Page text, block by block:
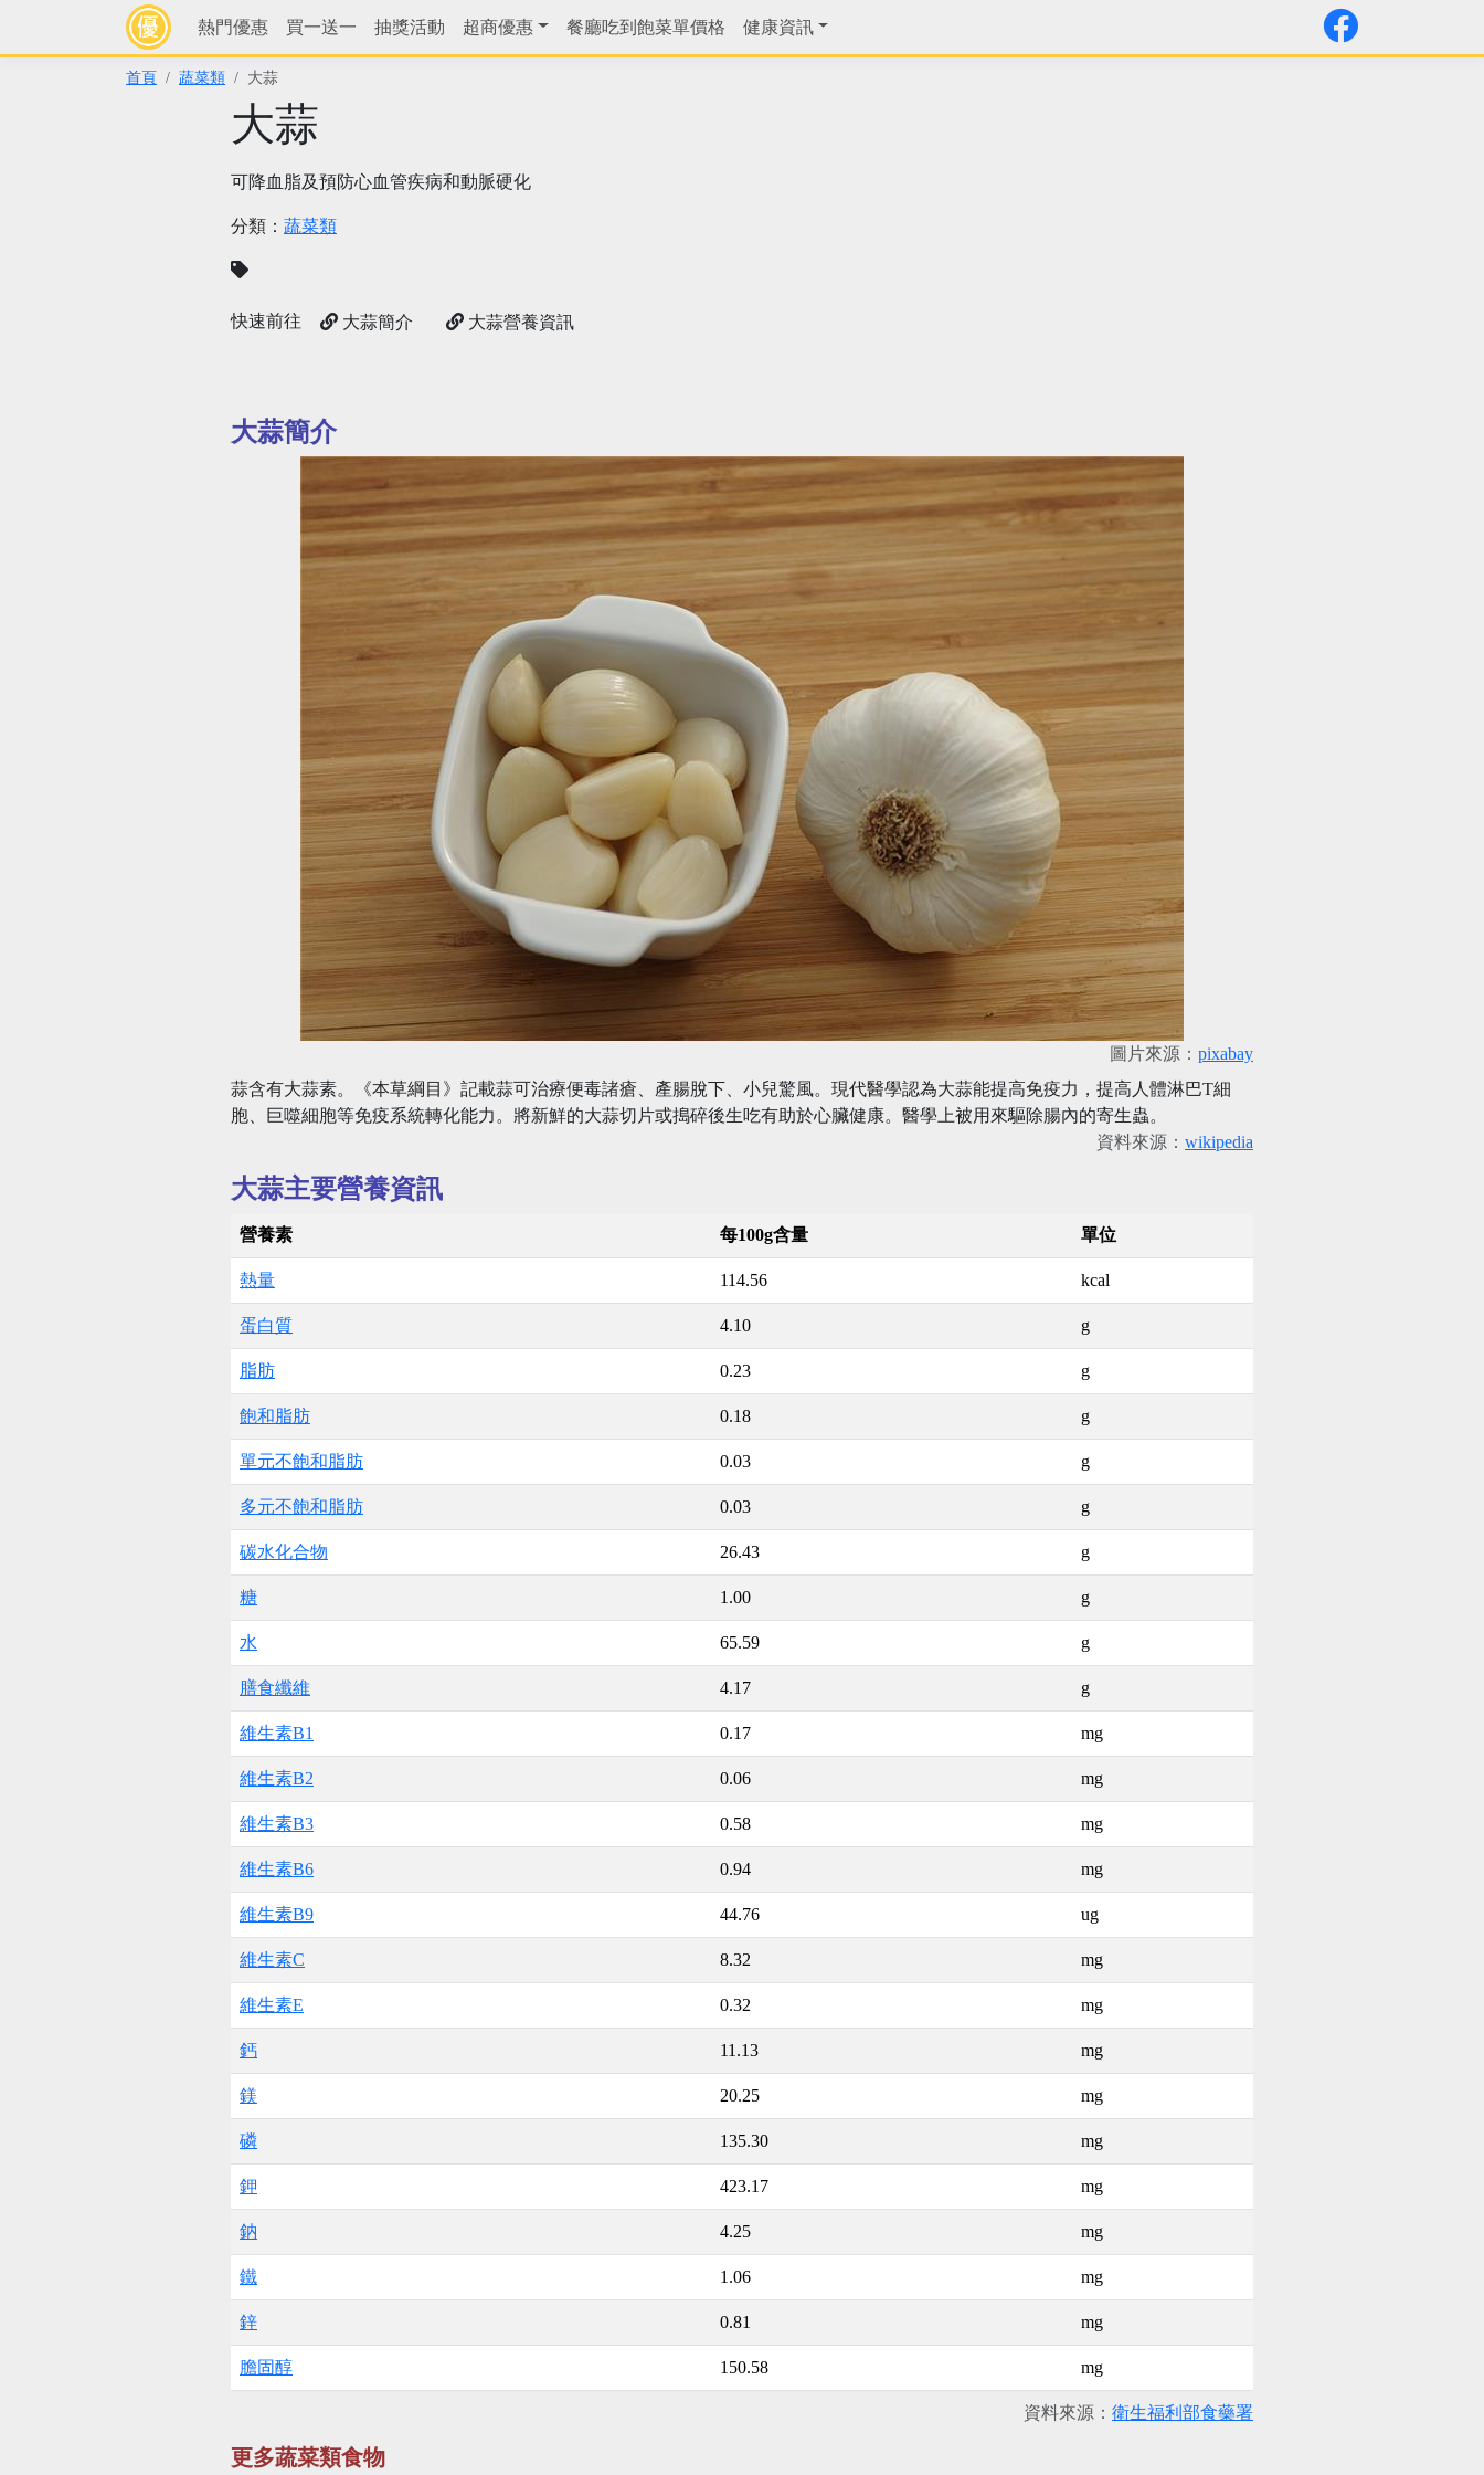
熱門優惠 買一送一 抽獎活動 超商優惠 餐廳吃到飽菜單價格 健康資訊
首頁 蔬菜類 大蒜
大蒜
可降血脂及預防心血管疾病和動脈硬化
分類： 蔬菜類
快速前往 大蒜簡介 大蒜營養資訊
大蒜簡介
圖片來源： pixabay
蒜含有大蒜素。《本草綱目》記載蒜可治療便毒諸瘡、產腸脫下、小兒驚風。現代醫學認為大蒜能提高免疫力，提高人體淋巴T細
胞、巨噬細胞等免疫系統轉化能力。將新鮮的大蒜切片或搗碎後生吃有助於心臟健康。醫學上被用來驅除腸內的寄生蟲。
資料來源： wikipedia
大蒜主要營養資訊
營養素 每100g含量 單位
熱量 114.56 kcal
蛋白質 4.10 g
脂肪 0.23 g
飽和脂肪 0.18 g
單元不飽和脂肪 0.03 g
多元不飽和脂肪 0.03 g
碳水化合物 26.43 g
糖 1.00 g
水 65.59 g
膳食纖維 4.17 g
維生素B1 0.17 mg
維生素B2 0.06 mg
維生素B3 0.58 mg
維生素B6 0.94 mg
維生素B9 44.76 ug
維生素C 8.32 mg
維生素E 0.32 mg
鈣 11.13 mg
鎂 20.25 mg
磷 135.30 mg
鉀 423.17 mg
鈉 4.25 mg
鐵 1.06 mg
鋅 0.81 mg
膽固醇 150.58 mg
資料來源： 衛生福利部食藥署
更多蔬菜類食物